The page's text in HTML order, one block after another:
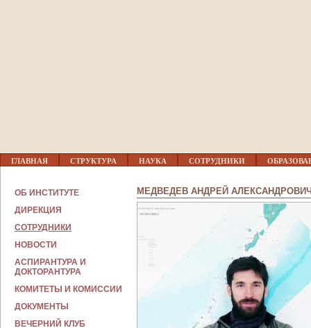
Л
ГЛАВНАЯ СТРУКТУРА НАУКА СОТРУДНИКИ
МЕДВЕДЕВ АНДРЕЙ
ОБ ИНСТИТУТЕ
ДИРЕКЦИЯ
СОТРУДНИКИ
НОВОСТИ
АСПИРАНТУРА И
ДОКТОРАНТУРА
КОМИТЕТЫ И КОМИССИИ
ДОКУМЕНТЫ
ВЕЧЕРНИЙ КЛУБ